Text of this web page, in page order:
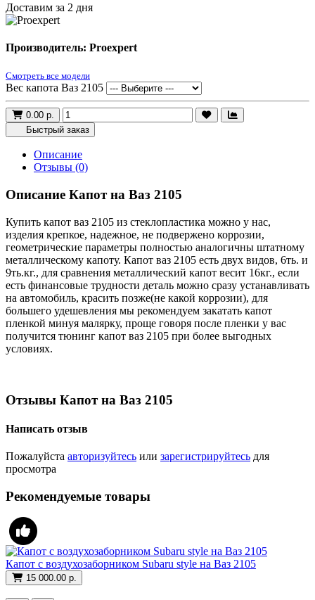
Доставим за 2 дня
Производитель: Proexpert
Смотреть все модели
Вес капота Ваз 2105
0.00 р.
Быстрый заказ
Описание
Отзывы (0)
Описание Капот на Ваз 2105
Купить капот ваз 2105 из стеклопластика можно у нас,
изделия крепкое, надежное, не подвержено коррозии,
геометрические параметры полностью аналогичны штатному
металлическому капоту. Капот ваз 2105 есть двух видов, 6ть. и
9ть.кг., для сравнения металлический капот весит 16кг., если
есть финансовые трудности деталь можно сразу устанавливать
на автомобиль, красить позже(не какой коррозии), для
большего удешевления мы рекомендуем закатать капот
пленкой минуя малярку, проще говоря после пленки у вас
получится тюнинг капот ваз 2105 при более выгодных
условиях.
Отзывы Капот на Ваз 2105
Написать отзыв
Пожалуйста авторизуйтесь или зарегистрируйтесь для
просмотра
Рекомендуемые товары
Капот с воздухозаборником Subaru style на Ваз 2105
15 000.00 р.